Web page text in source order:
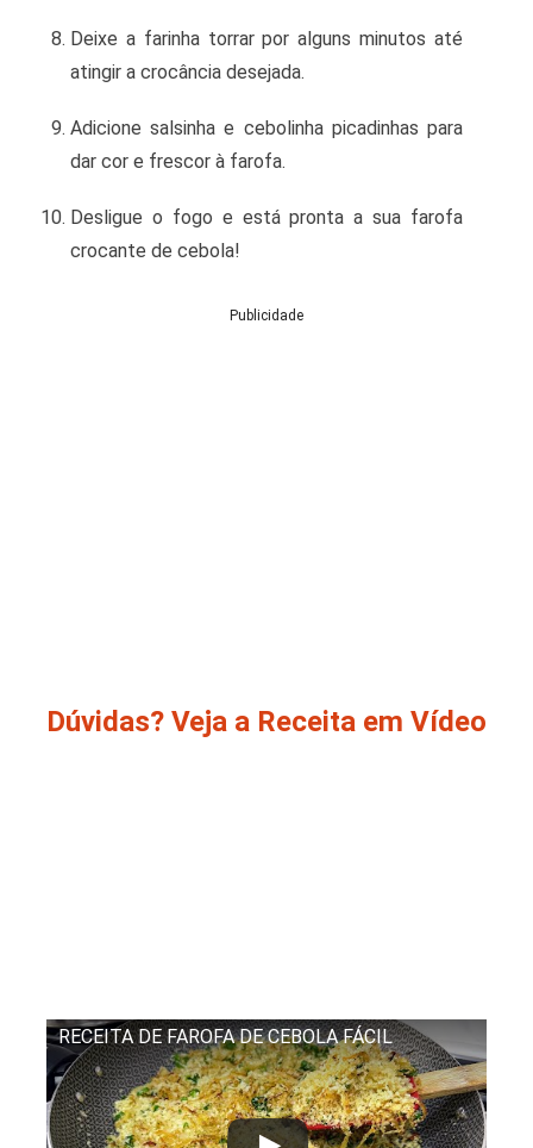
Deixe a farinha torrar por alguns minutos até
atingir a crocância desejada.
Adicione salsinha e cebolinha picadinhas para
dar cor e frescor à farofa.
Desligue o fogo e está pronta a sua farofa
crocante de cebola!
Publicidade
Dúvidas? Veja a Receita em Vídeo
RECEITA DE FAROFA DE CEBOLA FÁCIL